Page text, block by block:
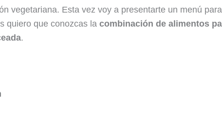
vegetariana. Esta vez voy a presentarte un menú
quiero que conozcas lacombinación de alimentos
.